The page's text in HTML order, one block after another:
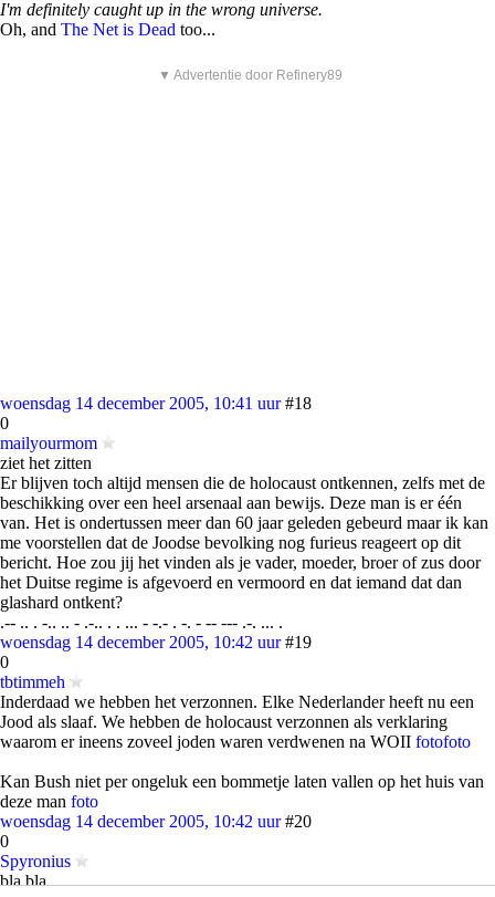
I'm definitely caught up in the wrong universe.
Oh, and The Net is Dead too...
▼ Advertentie door Refinery89
woensdag 14 december 2005, 10:41 uur #18
0
mailyourmom
ziet het zitten
Er blijven toch altijd mensen die de holocaust ontkennen, zelfs met de
beschikking over een heel arsenaal aan bewijs. Deze man is er één
van. Het is ondertussen meer dan 60 jaar geleden gebeurd maar ik kan
me voorstellen dat de Joodse bevolking nog furieus reageert op dit
bericht. Hoe zou jij het vinden als je vader, moeder, broer of zus door
het Duitse regime is afgevoerd en vermoord en dat iemand dat dan
glashard ontkent?
.-- .. . -.. .. - .-.. . . ... - -.- . -. - -- --- .-. ... .
woensdag 14 december 2005, 10:42 uur #19
0
tbtimmeh
Inderdaad we hebben het verzonnen. Elke Nederlander heeft nu een
Jood als slaaf. We hebben de holocaust verzonnen als verklaring
waarom er ineens zoveel joden waren verdwenen na WOII fotofoto
Kan Bush niet per ongeluk een bommetje laten vallen op het huis van
deze man foto
woensdag 14 december 2005, 10:42 uur #20
0
Spyronius
bla bla